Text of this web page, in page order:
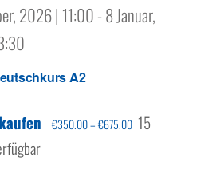
A2
2026 | 11:00-8 Januar,
€350.00 – €675.00 15